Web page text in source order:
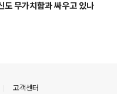
도 무가치함과 싸우고 있나
고객센터